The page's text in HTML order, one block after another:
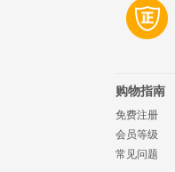
购物指南
免费注册
会员等级
常见问题